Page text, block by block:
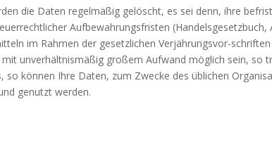
die Daten regelmäßig gelöscht, es sei denn, ihre
Aufbewahrungsfristen
im Rahmen der gesetzlichen Verjährungsvor-
unverhältnismäßig großem Aufwand möglich sein, so
können Ihre Daten, zum Zwecke des üblichen
genutzt werden.